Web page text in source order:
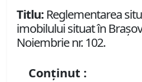
Titlu: Reglementarea
imobilului situat în
Noiembrie nr. 102.
Conținut :